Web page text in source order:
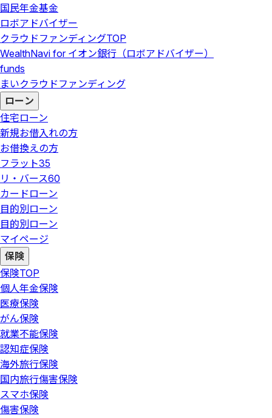
国民年金基金
ロボアドバイザー
クラウドファンディングTOP
WealthNavi for イオン銀行（ロボアドバイザー）
funds
まいクラウドファンディング
ローン
住宅ローン
新規お借入れの方
お借換えの方
フラット35
リ・バース60
カードローン
目的別ローン
目的別ローン
マイページ
保険
保険TOP
個人年金保険
医療保険
がん保険
就業不能保険
認知症保険
海外旅行保険
国内旅行傷害保険
スマホ保険
傷害保険